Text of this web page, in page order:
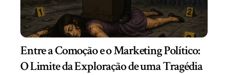
Entre a Comoção e o Marketing Político:
O Limite da Exploração de uma Tragédia